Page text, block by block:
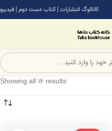
کاتالوگ انتشارات | کتاب دست دوم | فیدیبو
Showing all 16 results